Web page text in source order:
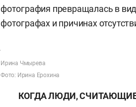
фотография превращалась в
фотографах и причинах
Ирина Чмырева
Фото: Ирина Ерохина
КОГДА ЛЮДИ, СЧИТАЮЩИЕ